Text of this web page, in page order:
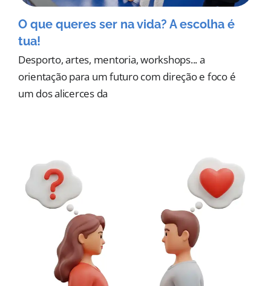
O que queres ser na vida? A escolha é
tua!
Desporto, artes, mentoria, workshops... a
orientação para um futuro com direção e foco é
um dos alicerces da